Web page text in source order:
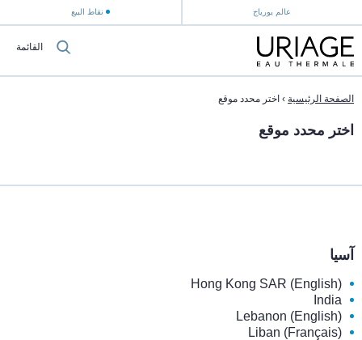
عالم يورياج نقاط البيع
القائمة
الصفحة الرئيسية › اختر محدد موقع
اختر محدد موقع
آسيا
Hong Kong SAR (English)
India
Lebanon (English)
Liban (Français)